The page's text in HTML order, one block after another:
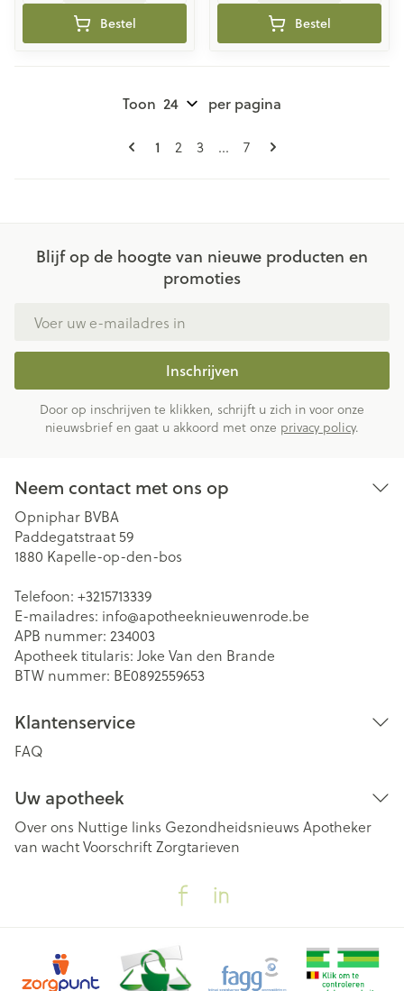
Bestel Bestel
Pagina's
U lees momenteel pagina
1 Pagina
2 Pagina
3 ... Pagina
7
Toon per pagina
Blijf op de hoogte van nieuwe producten en
promoties
Inschrijven
Door op inschrijven te klikken, schrijft u zich in voor onze
nieuwsbrief en gaat u akkoord met onze privacy policy.
Neem contact met ons op
Opniphar BVBA
Paddegatstraat 59
1880 Kapelle-op-den-bos
Telefoon: +3215713339
E-mailadres: info@apotheeknieuwenrode.be
APB nummer: 234003
Apotheek titularis: Joke Van den Brande
BTW nummer: BE0892559653
Klantenservice
FAQ
Uw apotheek
Over ons Nuttige links Gezondheidsnieuws Apotheker
van wachtVoorschriftZorgtarieven